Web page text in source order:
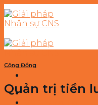
Skip
to
content
Cộng Đồng
Quản trị tiền